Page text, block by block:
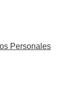
Personales